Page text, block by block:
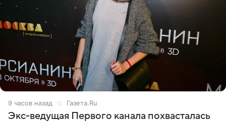
9 часов назад Газета.Ru
Экс-ведущая Первого канала похвасталась